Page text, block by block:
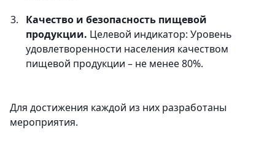
Качество и безопасность пищевой
продукции. Целевой индикатор: Уровень
удовлетворенности населения качеством
пищевой продукции – не менее 80%.
Для достижения каждой из них разработаны
мероприятия.